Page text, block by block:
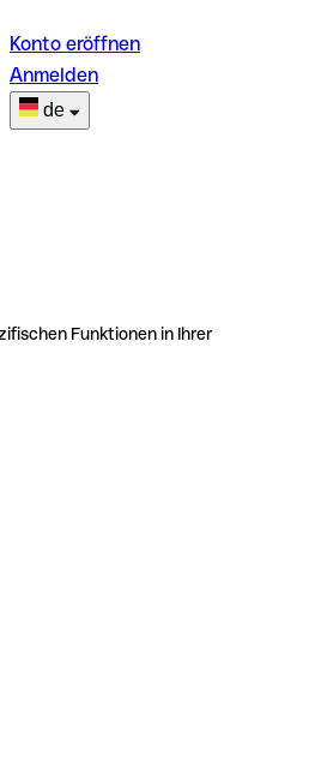
Konto eröffnen
Anmelden
de
Funktionen in Ihrer